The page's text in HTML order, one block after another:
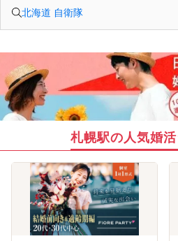
北海道 自衛隊
札幌駅の人気婚